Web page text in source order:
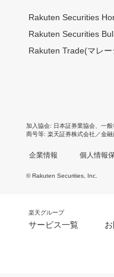
Rakuten Securities
Rakuten Securities
Rakuten Trade(マレー
加入協会 日本証券業協会 一般
商号等 楽天証券株式会社／金
企業情報 個人情報
© Rakuten Securities, Inc.
楽天グループ
サービス一覧